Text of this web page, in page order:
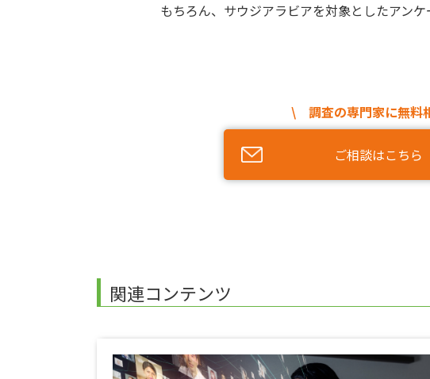
もちろん、サウジアラビアを対象としたアンケ
\ 調査の専門家に無
ご相談はこちら
関連コンテンツ